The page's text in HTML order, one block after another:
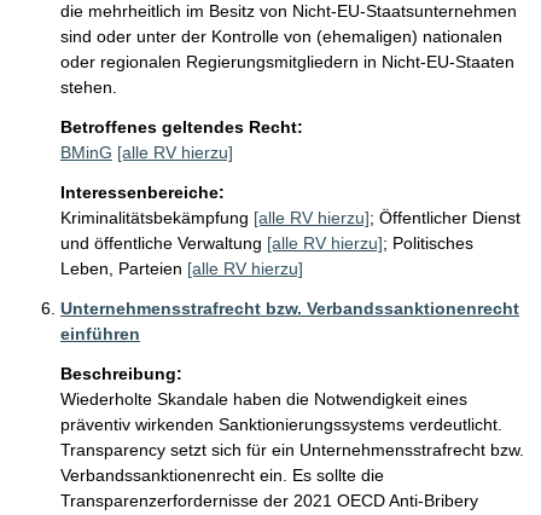
die mehrheitlich im Besitz von Nicht-EU-Staatsunternehmen
sind oder unter der Kontrolle von (ehemaligen) nationalen
oder regionalen Regierungsmitgliedern in Nicht-EU-Staaten
stehen.
Betroffenes geltendes Recht:
BMinG [alle RV hierzu]
Interessenbereiche:
Kriminalitätsbekämpfung [alle RV hierzu]; Öffentlicher Dienst
und öffentliche Verwaltung [alle RV hierzu]; Politisches
Leben, Parteien [alle RV hierzu]
Unternehmensstrafrecht bzw. Verbandssanktionenrecht
einführen
Beschreibung:
Wiederholte Skandale haben die Notwendigkeit eines
präventiv wirkenden Sanktionierungssystems verdeutlicht.
Transparency setzt sich für ein Unternehmensstrafrecht bzw.
Verbandssanktionenrecht ein. Es sollte die
Transparenzerfordernisse der 2021 OECD Anti-Bribery